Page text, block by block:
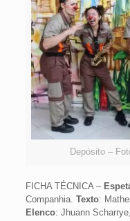
Depósito –
FICHA TÉCNICA –
Companhia. Texto:
Elenco: Jhuann